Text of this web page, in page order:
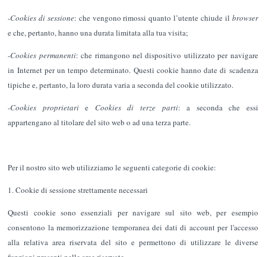
-Cookies di sessione: che vengono rimossi quanto l’utente chiude il browser
e che, pertanto, hanno una durata limitata alla tua visita;
-Cookies permanenti: che rimangono nel dispositivo utilizzato per navigare
in Internet per un tempo determinato. Questi cookie hanno date di scadenza
tipiche e, pertanto, la loro durata varia a seconda del cookie utilizzato.
-Cookies proprietarie Cookies di terze parti: a seconda che essi
appartengano al titolare del sito web o ad una terza parte.
Per il nostro sito web utilizziamo le seguenti categorie di cookie:
1. Cookie di sessione strettamente necessari
Questi cookie sono essenziali per navigare sul sito web, per esempio
consentono la memorizzazione temporanea dei dati di account per l'accesso
alla relativa area riservata del sito e permettono di utilizzare le diverse